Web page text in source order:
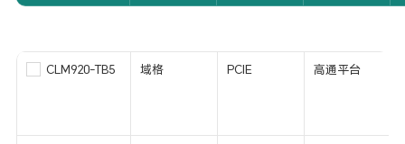
CLM920-TB5 域格 PCIE 高通平台